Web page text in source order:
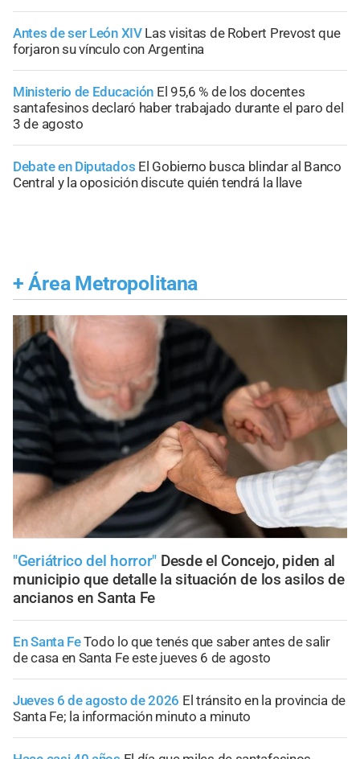
Antes de ser León XIV Las visitas de Robert Prevost que
forjaron su vínculo con Argentina
Ministerio de Educación El 95,6 % de los docentes
santafesinos declaró haber trabajado durante el paro del
3 de agosto
Debate en Diputados El Gobierno busca blindar al Banco
Central y la oposición discute quién tendrá la llave
+ Área Metropolitana
"Geriátrico del horror" Desde el Concejo, piden al
municipio que detalle la situación de los asilos de
ancianos en Santa Fe
En Santa FeTodo lo que tenés que saber antes de salir
de casa en Santa Fe este jueves 6 de agosto
Jueves 6 de agosto de 2026 El tránsito en la provincia de
Santa Fe; la información minuto a minuto